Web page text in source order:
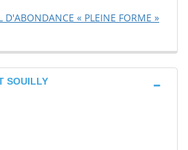
D'ABONDANCE « PLEINE FORME »
SOUILLY